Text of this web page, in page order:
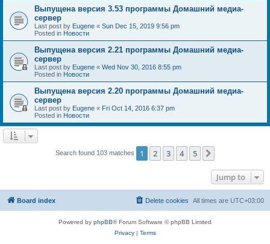
Выпущена версия 3.53 программы Домашний медиа-
сервер
Last post by Eugene « Sun Dec 15, 2019 9:56 pm
Posted in Новости
Выпущена версия 2.21 программы Домашний медиа-
сервер
Last post by Eugene « Wed Nov 30, 2016 8:55 pm
Posted in Новости
Выпущена версия 2.20 программы Домашний медиа-
сервер
Last post by Eugene « Fri Oct 14, 2016 6:37 pm
Posted in Новости
Search found 103 matches 1 2 3 4 5
Jump to
Board index All times are UTC+03:00
Delete cookies
Powered by phpBB® Forum Software © phpBB Limited
Privacy| Terms